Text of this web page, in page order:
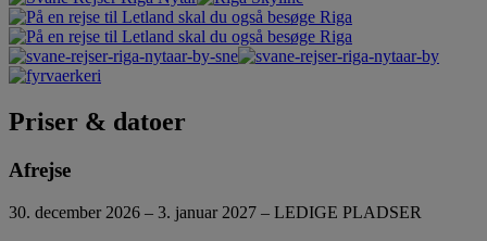
Priser & datoer
Afrejse
30. december 2026 – 3. januar 2027 – LEDIGE PLADSER